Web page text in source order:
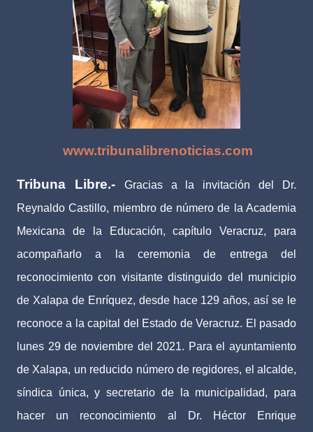
www.tribunalibrenoticias.com
Tribuna Libre.-
Gracias a la invitación del Dr.
Reynaldo Castillo, miembro de número de la Academia
Mexicana de la Educación, capítulo Veracruz, para
acompañarlo a la ceremonia de entrega del
reconocimiento con visitante distinguido del municipio
de Xalapa de Enríquez, desde hace 129 años, así se le
reconoce a la capital del Estado de Veracruz. El pasado
lunes 29 de noviembre del 2021. Para el ayuntamiento
de Xalapa, un reducido número de regidores, el alcalde,
síndica única, y secretario de la municipalidad, para
hacer un reconocimiento al Dr. Héctor Enrique